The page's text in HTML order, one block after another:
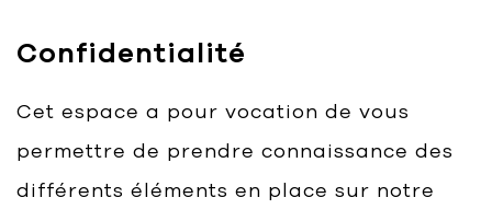
Confidentialité
Cet espace a pour vocation de vous
permettre de prendre connaissance des
différents éléments en place sur notre
Architecture
Patriarche.
Architecte, ingénieur et designer